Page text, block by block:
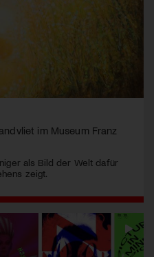
im Museum Franz
als Bild der Welt dafür
zeigt.